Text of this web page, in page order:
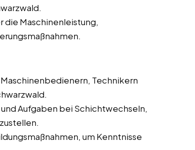
die Maschinenleistung,
Technikern
Aufgaben bei Schichtwechseln,
um Kenntnisse